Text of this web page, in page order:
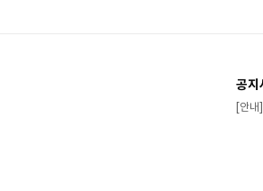
공지
[안